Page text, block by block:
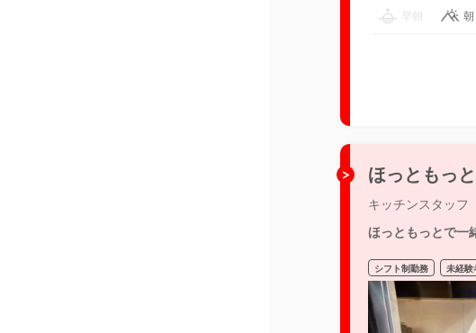
早朝 朝
ほっともっ
キッチンスタッフ
ほっともっとで一
シフト制勤務 未経験